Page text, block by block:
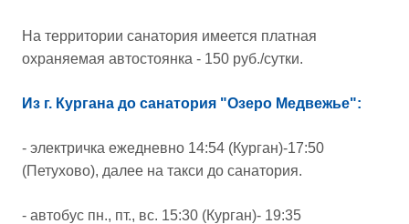
На территории санатория имеется платная
охраняемая автостоянка - 150 руб./сутки.
Из г. Кургана до санатория "Озеро Медвежье":
- электричка ежедневно 14:54 (Курган)-17:50
(Петухово), далее на такси до санатория.
- автобус пн., пт., вс. 15:30 (Курган)- 19:35